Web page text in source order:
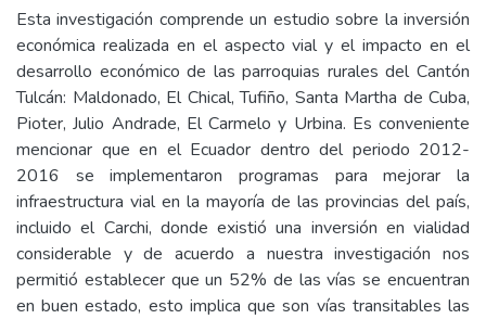
Esta investigación comprende un estudio sobre la inversión
económica realizada en el aspecto vial y el impacto en el
desarrollo económico de las parroquias rurales del Cantón
Tulcán: Maldonado, El Chical, Tufiño, Santa Martha de Cuba,
Pioter, Julio Andrade, El Carmelo y Urbina. Es conveniente
mencionar que en el Ecuador dentro del periodo 2012-
2016 se implementaron programas para mejorar la
infraestructura vial en la mayoría de las provincias del país,
incluido el Carchi, donde existió una inversión en vialidad
considerable y de acuerdo a nuestra investigación nos
permitió establecer que un 52% de las vías se encuentran
en buen estado, esto implica que son vías transitables las